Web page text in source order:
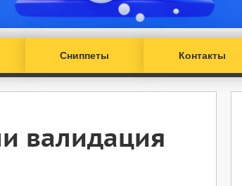
Сниппеты Контакты
валидация